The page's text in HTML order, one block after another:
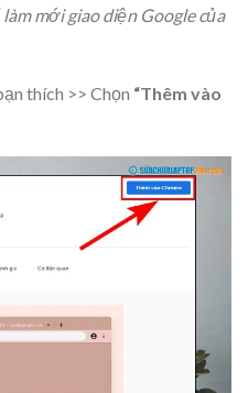
mới giao diện Google của
thích >> Chọn “Thêm vào